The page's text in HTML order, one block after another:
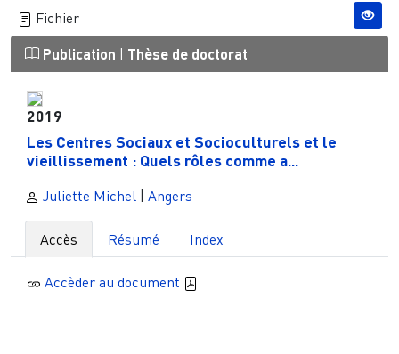
Fichier
Publication | Thèse de doctorat
2019
Les Centres Sociaux et Socioculturels et le
vieillissement : Quels rôles comme a...
Juliette Michel Angers
Accès Résumé Index
Accèder au document